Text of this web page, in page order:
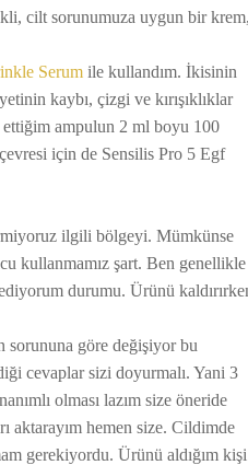
cilt sorunumuza uygun bir
Serum ile kullandım. İkisinin
kaybı, çizgi ve kırışıklıklar
ettiğim ampulun 2 ml boyu 100
için de Sensilis Pro 5 Egf
ilgili bölgeyi. Mümkünse
kullanmamız şart. Ben genellikle
durumu. Ürünü
sorununa göre değişiyor bu
cevaplar sizi doyurmalı. Yani 3
olması lazım size öneride
aktarayım hemen size. Cildimde
gerekiyordu. Ürünü aldığım kişi